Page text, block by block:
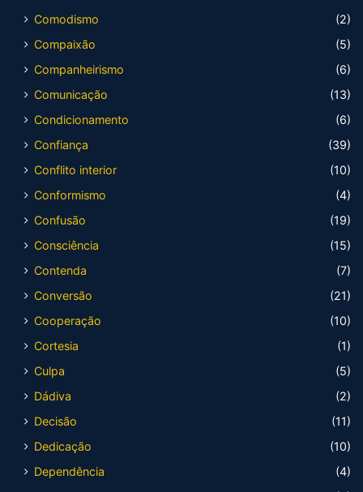
Comodismo
(2)
Compaixão
(5)
Companheirismo
(6)
Comunicação
(13)
Condicionamento
(6)
Confiança
(39)
Conflito interior
(10)
Conformismo
(4)
Confusão
(19)
Consciência
(15)
Contenda
(7)
Conversão
(21)
Cooperação
(10)
Cortesia
(1)
Culpa
(5)
Dádiva
(2)
Decisão
(11)
Dedicação
(10)
Dependência
(4)